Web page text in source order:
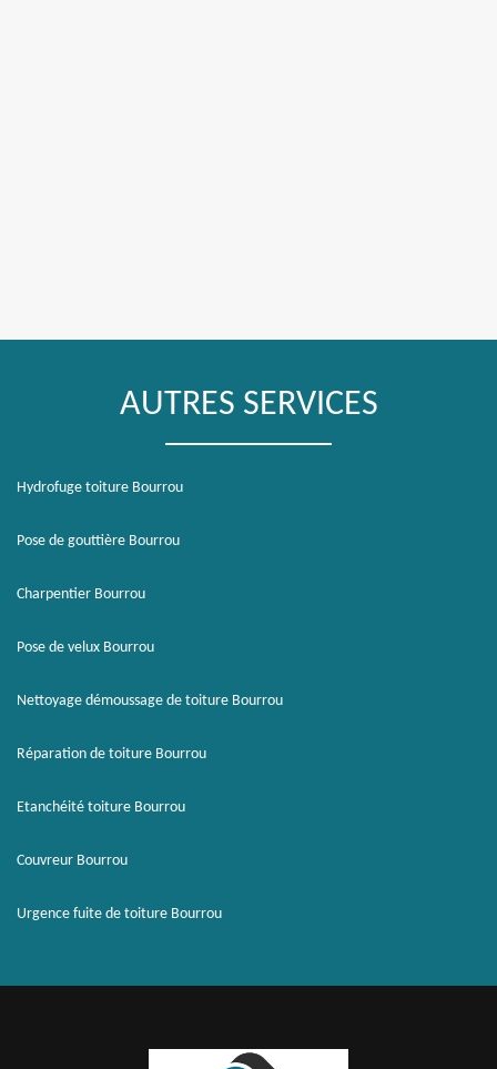
AUTRES SERVICES
Hydrofuge toiture Bourrou
Pose de gouttière Bourrou
Charpentier Bourrou
Pose de velux Bourrou
Nettoyage démoussage de toiture Bourrou
Réparation de toiture Bourrou
Etanchéité toiture Bourrou
Couvreur Bourrou
Urgence fuite de toiture Bourrou